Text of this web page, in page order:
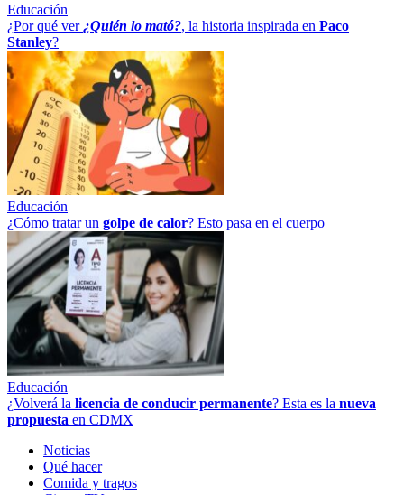
Educación
¿Por qué ver ¿Quién lo mató?, la historia inspirada en Paco
Stanley?
Educación
¿Cómo tratar un golpe de calor? Esto pasa en el cuerpo
Educación
¿Volverá la licencia de conducir permanente? Esta es la nueva
propuesta en CDMX
Noticias
Qué hacer
Comida y tragos